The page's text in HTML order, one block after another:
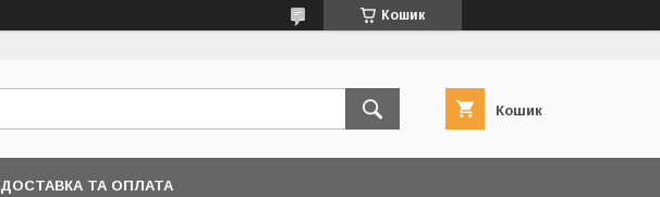
Кошик
Кошик
ДОСТАВКА ТА ОПЛАТА